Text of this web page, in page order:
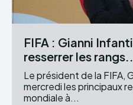
FIFA : Gianni
resserrer les
Le président de la FIFA,
mercredi les principaux
mondiale à...